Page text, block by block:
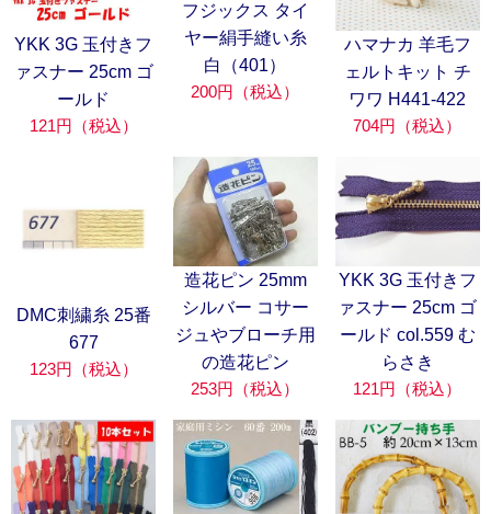
YKK 3G 玉付きフ
ァスナー 25cm ゴ
ールド
121円（税込）
フジックス タイ
ヤー絹手縫い糸
白（401）
200円（税込）
ハマナカ 羊毛フ
ェルトキット チ
ワワ H441-422
704円（税込）
DMC刺繍糸 25番
677
123円（税込）
造花ピン 25mm
シルバー コサー
ジュやブローチ用
の造花ピン
253円（税込）
YKK 3G 玉付きフ
ァスナー 25cm ゴ
ールド col.559 む
らさき
121円（税込）